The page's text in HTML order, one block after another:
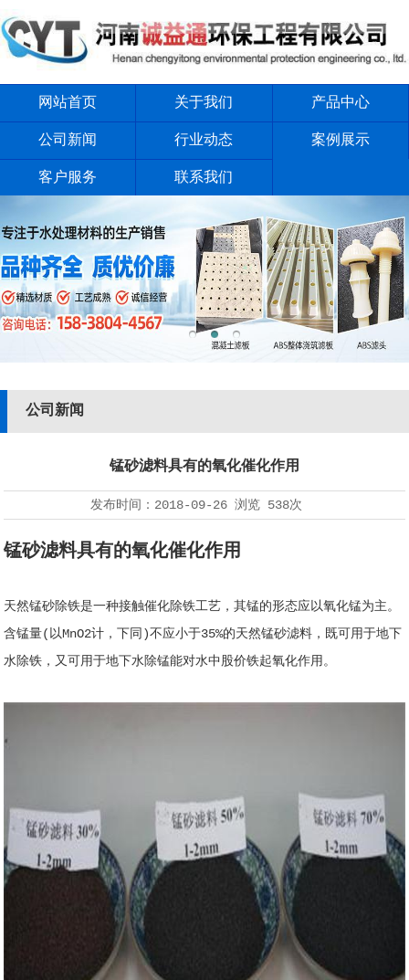
网站首页 关于我们 产品中心
公司新闻 行业动态 案例展示
客户服务 联系我们
公司新闻
锰砂滤料具有的氧化催化作用
发布时间： 2018-09-26 浏览 538次
锰砂滤料具有的氧化催化作用
天然锰砂除铁是一种接触催化除铁工艺，其锰的形态应以氧化锰为主。
含锰量(以MnO2计，下同)不应小于35%的天然锰砂滤料，既可用于地下
水除铁，又可用于地下水除锰能对水中股价铁起氧化作用。